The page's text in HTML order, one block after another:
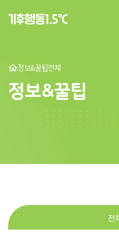
정보&꿀팁전체
정보&꿀팁
전